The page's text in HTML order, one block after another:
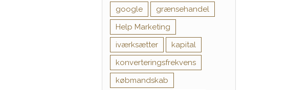
google
grænsehandel
Help Marketing
iværksætter
kapital
konverteringsfrekvens
købmandskab